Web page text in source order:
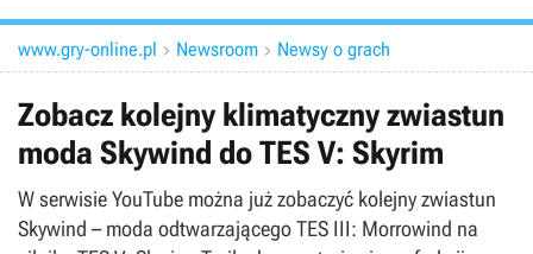
www.gry-online.pl  Newsroom  Newsy o grach
Zobacz kolejny klimatyczny zwiastun
moda Skywind do TES V: Skyrim
W serwisie YouTube można już zobaczyć kolejny zwiastun
Skywind – moda odtwarzającego TES III: Morrowind na